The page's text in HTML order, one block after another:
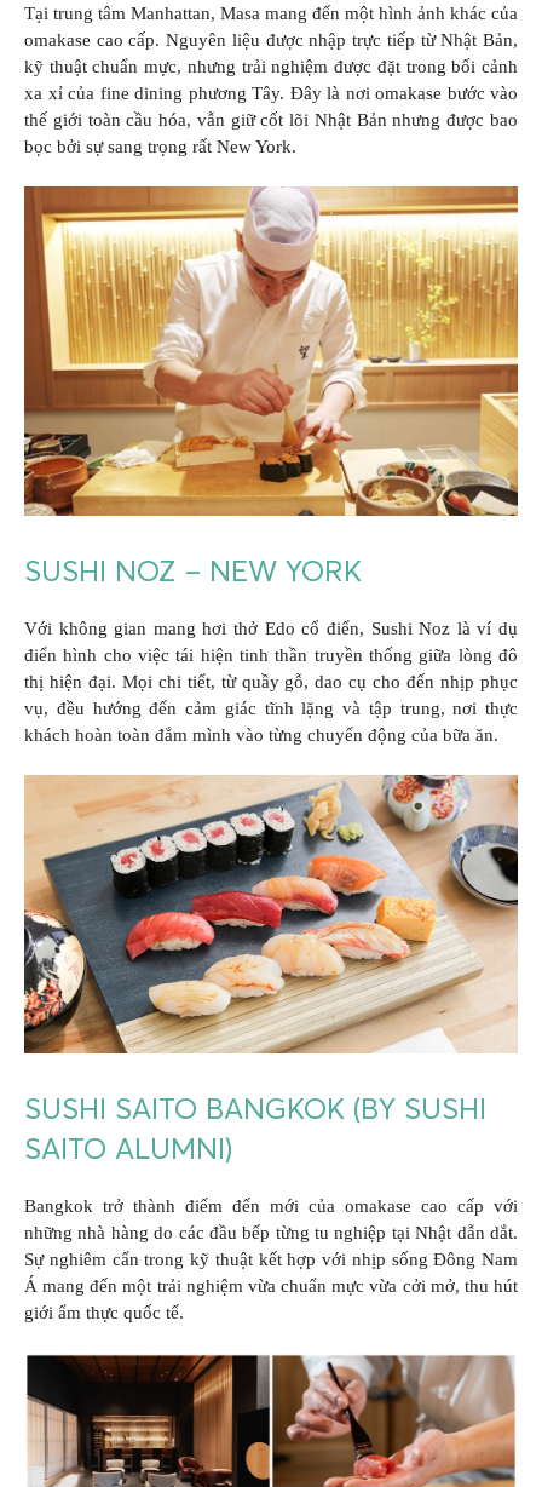
Tại trung tâm Manhattan, Masa mang đến một hình ảnh khác của
omakase cao cấp. Nguyên liệu được nhập trực tiếp từ Nhật Bản,
kỹ thuật chuẩn mực, nhưng trải nghiệm được đặt trong bối cảnh
xa xỉ của fine dining phương Tây. Đây là nơi omakase bước vào
thế giới toàn cầu hóa, vẫn giữ cốt lõi Nhật Bản nhưng được bao
bọc bởi sự sang trọng rất New York.
SUSHI NOZ – NEW YORK
Với không gian mang hơi thở Edo cổ điển, Sushi Noz là ví dụ
điển hình cho việc tái hiện tinh thần truyền thống giữa lòng đô
thị hiện đại. Mọi chi tiết, từ quầy gỗ, dao cụ cho đến nhịp phục
vụ, đều hướng đến cảm giác tĩnh lặng và tập trung, nơi thực
khách hoàn toàn đắm mình vào từng chuyển động của bữa ăn.
SUSHI SAITO BANGKOK (BY SUSHI
SAITO ALUMNI)
Bangkok trở thành điểm đến mới của omakase cao cấp với
những nhà hàng do các đầu bếp từng tu nghiệp tại Nhật dẫn dắt.
Sự nghiêm cẩn trong kỹ thuật kết hợp với nhịp sống Đông Nam
Á mang đến một trải nghiệm vừa chuẩn mực vừa cởi mở, thu hút
giới ẩm thực quốc tế.